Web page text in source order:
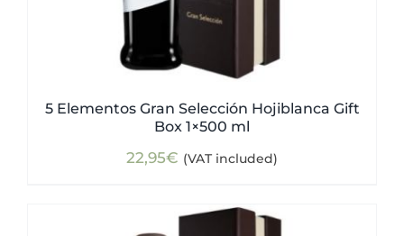
5 Elementos Gran Selección Hojiblanca Gift
Box 1×500 ml
22,95€ (VAT included)